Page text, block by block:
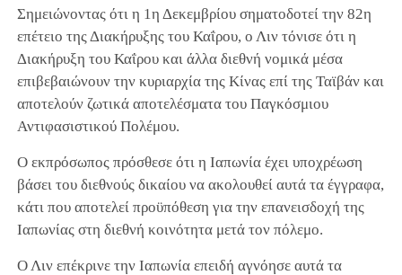
Σημειώνοντας ότι η 1η Δεκεμβρίου σηματοδοτεί την 82η
επέτειο της Διακήρυξης του Καΐρου, ο Λιν τόνισε ότι η
Διακήρυξη του Καΐρου και άλλα διεθνή νομικά μέσα
επιβεβαιώνουν την κυριαρχία της Κίνας επί της Ταϊβάν και
αποτελούν ζωτικά αποτελέσματα του Παγκόσμιου
Αντιφασιστικού Πολέμου.
Ο εκπρόσωπος πρόσθεσε ότι η Ιαπωνία έχει υποχρέωση
βάσει του διεθνούς δικαίου να ακολουθεί αυτά τα έγγραφα,
κάτι που αποτελεί προϋπόθεση για την επανεισδοχή της
Ιαπωνίας στη διεθνή κοινότητα μετά τον πόλεμο.
Ο Λιν επέκρινε την Ιαπωνία επειδή αγνόησε αυτά τα